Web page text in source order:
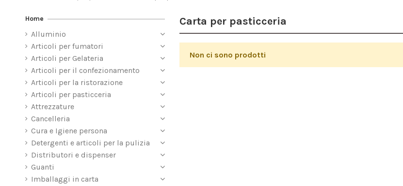
Carta per pasticceria
Non ci sono prodotti
Home
Alluminio
Articoli per fumatori
Articoli per Gelateria
Articoli per il confezionamento
Articoli per la ristorazione
Articoli per pasticceria
Attrezzature
Cancelleria
Cura e Igiene persona
Detergenti e articoli per la pulizia
Distributori e dispenser
Guanti
Imballaggi in carta